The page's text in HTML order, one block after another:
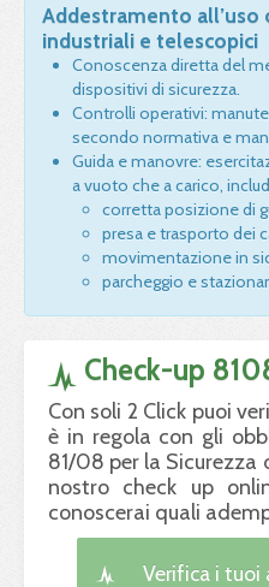
Addestramento
industriali e telescopici
Conoscenza diretta del
dispositivi di sicurezza.
Controlli operativi:
secondo normativa e
Guida e manovre:
a vuoto che a carico,
corretta posizione di
presa e trasporto dei
movimentazione in
parcheggio e
Check-up
Con soli 2 Click puoi
è in regola con gli
81/08 per la Sicurezza
nostro check up
conoscerai quali
Verifica i